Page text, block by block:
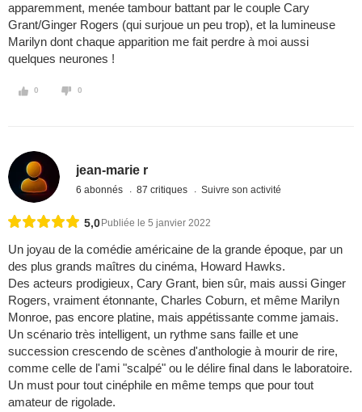
apparemment, menée tambour battant par le couple Cary
Grant/Ginger Rogers (qui surjoue un peu trop), et la lumineuse
Marilyn dont chaque apparition me fait perdre à moi aussi
quelques neurones !
0 0
jean-marie r
6 abonnés 87 critiques Suivre son activité
5,0 Publiée le 5 janvier 2022
Un joyau de la comédie américaine de la grande époque, par un
des plus grands maîtres du cinéma, Howard Hawks.
Des acteurs prodigieux, Cary Grant, bien sûr, mais aussi Ginger
Rogers, vraiment étonnante, Charles Coburn, et même Marilyn
Monroe, pas encore platine, mais appétissante comme jamais.
Un scénario très intelligent, un rythme sans faille et une
succession crescendo de scènes d'anthologie à mourir de rire,
comme celle de l'ami "scalpé" ou le délire final dans le laboratoire.
Un must pour tout cinéphile en même temps que pour tout
amateur de rigolade.